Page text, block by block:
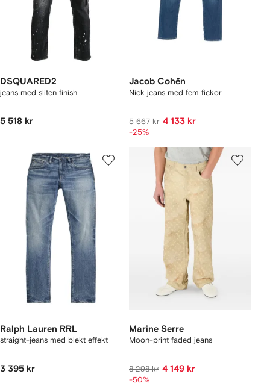
DSQUARED2
jeans med sliten finish
5 518 kr
Jacob Cohën
Nick jeans med fem fickor
5 667 kr 4 133 kr
-25%
Ralph Lauren RRL
straight-jeans med blekt effekt
3 395 kr
Marine Serre
Moon-print faded jeans
8 298 kr 4 149 kr
-50%